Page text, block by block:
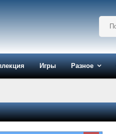
Игры Разное